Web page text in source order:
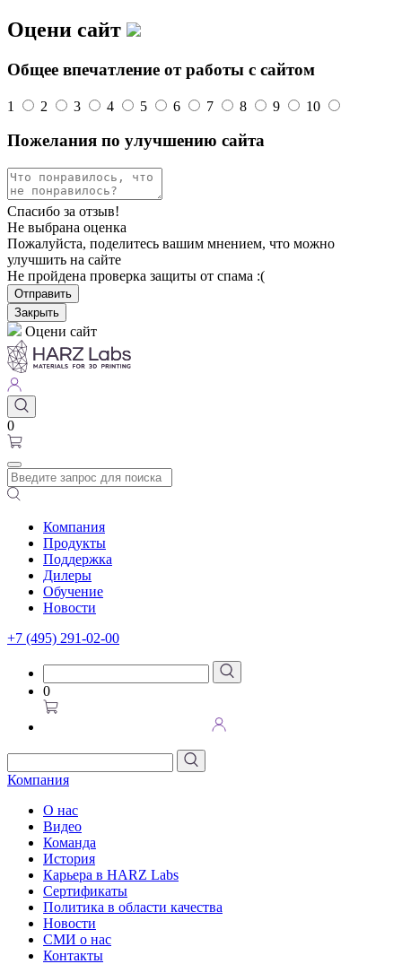
Оцени сайт
Общее впечатление от работы с сайтом
1 2 3 4 5 6 7 8 9 10
Пожелания по улучшению сайта
Спасибо за отзыв!
Не выбрана оценка
Пожалуйста, поделитесь вашим мнением, что можно
улучшить на сайте
Не пройдена проверка защиты от спама :(
Отправить
Закрыть
Оцени сайт
0
Компания
Продукты
Поддержка
Дилеры
Обучение
Новости
+7 (495) 291-02-00
0
Компания
О нас
Видео
Команда
История
Карьера в HARZ Labs
Сертификаты
Политика в области качества
Новости
СМИ о нас
Контакты